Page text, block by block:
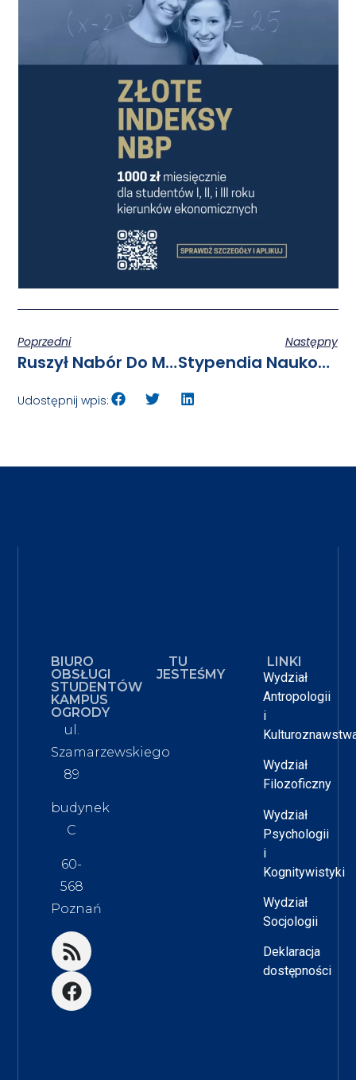
Poprzedni
Ruszył Nabór Do Młodzieżowej Rady Klimatycznej III Kadencji
Następny
Stypendia Naukowe Marszałka Województwa Wielkopolskiego
Udostępnij wpis:
BIURO
OBSŁUGI
STUDENTÓW
KAMPUS
OGRODY
ul.
Szamarzewskiego
89
budynek
C
60-
568
Poznań
TU
JESTEŚMY
LINKI
Wydział
Antropologii
i
Wydział
Filozoficzny
Wydział
Psychologii
i
Kognitywistyki
Wydział
Socjologii
Deklaracja
dostępności